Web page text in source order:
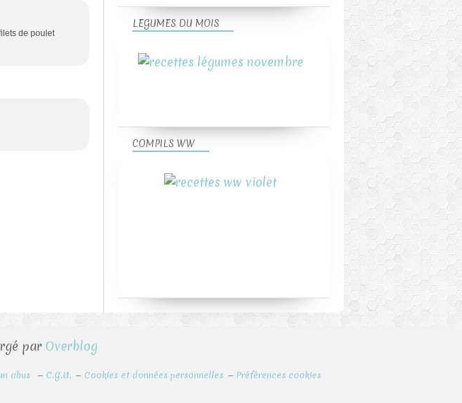
de poulet
LEGUMES DU MOIS
COMPILS WW
par Overblog
abus C.G.U. Cookies et données personnelles Préférences cookies